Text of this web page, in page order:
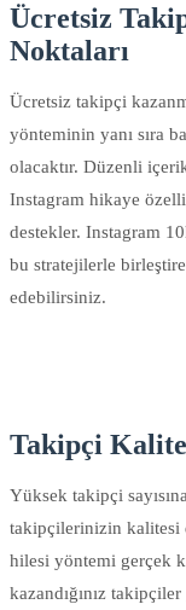
Ücretsiz
Noktaları
Ücretsiz takipçi
yönteminin yanı sıra
olacaktır. Düzenli
Instagram hikaye
destekler. Instagram
bu stratejilerle
edebilirsiniz.
Takipçi
Yüksek takipçi
takipçilerinizin kalitesi
hilesi yöntemi gerçek
kazandığınız